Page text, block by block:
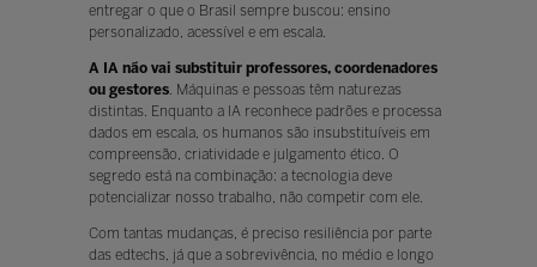
entregar o que o Brasil sempre buscou: ensino
personalizado, acessível e em escala.
A IA não vai substituir professores, coordenadores
ou gestores. Máquinas e pessoas têm naturezas
distintas. Enquanto a IA reconhece padrões e processa
dados em escala, os humanos são insubstituíveis em
compreensão, criatividade e julgamento ético. O
segredo está na combinação: a tecnologia deve
potencializar nosso trabalho, não competir com ele.
Com tantas mudanças, é preciso resiliência por parte
das edtechs, já que a sobrevivência, no médio e longo